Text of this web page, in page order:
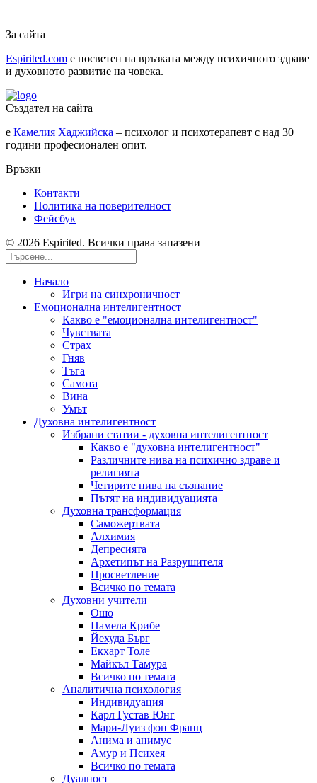
За сайта
Espirited.com e посветен на връзката между психичното здраве
и духовното развитие на човека.
Създател на сайта
е Камелия Хаджийска – психолог и психотерапевт с над 30
години професионален опит.
Връзки
Контакти
Политика на поверителност
Фейсбук
© 2026 Espirited. Всички права запазени
Начало
Игри на синхроничност
Емоционална интелигентност
Какво е "емоционална интелигентност"
Чувствата
Страх
Гняв
Тъга
Самота
Вина
Умът
Духовна интелигентност
Избрани статии - духовна интелигентност
Какво е "духовна интелигентност"
Различните нива на психично здраве и
религията
Четирите нива на съзнание
Пътят на индивидуацията
Духовна трансформация
Саможертвата
Алхимия
Депресията
Архетипът на Разрушителя
Просветление
Всичко по темата
Духовни учители
Ошо
Памела Крибе
Йехуда Бърг
Екхарт Толе
Майкъл Тамура
Всичко по темата
Аналитична психология
Индивидуация
Карл Густав Юнг
Мари-Луиз фон Франц
Анима и анимус
Амур и Психея
Всичко по темата
Дуалност